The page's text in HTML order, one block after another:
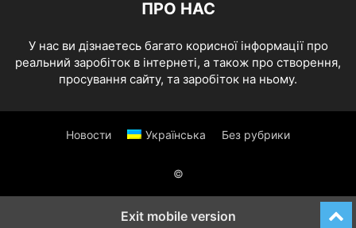
ПРО НАС
У нас ви дізнаетесь багато корисної інформації про
реальний заробіток в інтернеті, а також про створення,
просування сайту, та заробіток на ньому.
Новости Українська Без рубрики
©
Exit mobile version